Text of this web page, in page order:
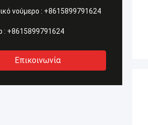
νούμερο : +8615899791624
: +8615899791624
Επικοινωνία